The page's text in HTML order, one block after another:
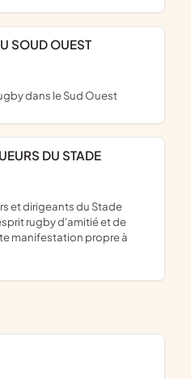
dans le Sud Ouest
rugby d'amitié et de
manifestation propre à